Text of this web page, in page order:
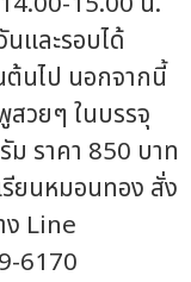
และรอบได้
นไป นอกจากนี้
วยๆ ในบรรจุ
ราคา 850 บาท
ยนหมอนทอง สั่ง
ง Line
6170